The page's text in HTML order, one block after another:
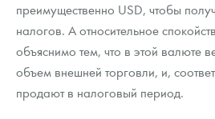
преимущественно USD, чтобы
налогов. А относительное
объяснимо тем, что в этой валюте
объем внешней торговли, и,
продают в налоговый период.